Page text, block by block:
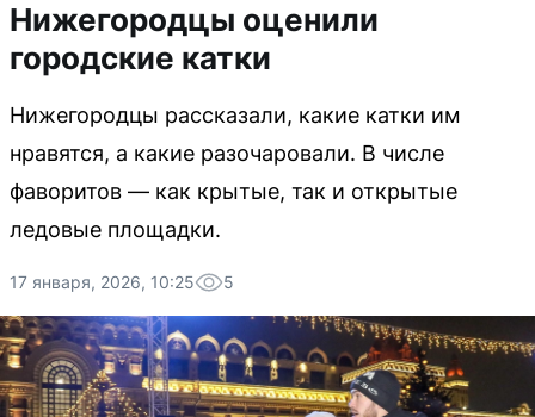
Нижегородцы оценили
городские катки
Нижегородцы рассказали, какие катки им
нравятся, а какие разочаровали. В числе
фаворитов — как крытые, так и открытые
ледовые площадки.
17 января, 2026, 10:25 5